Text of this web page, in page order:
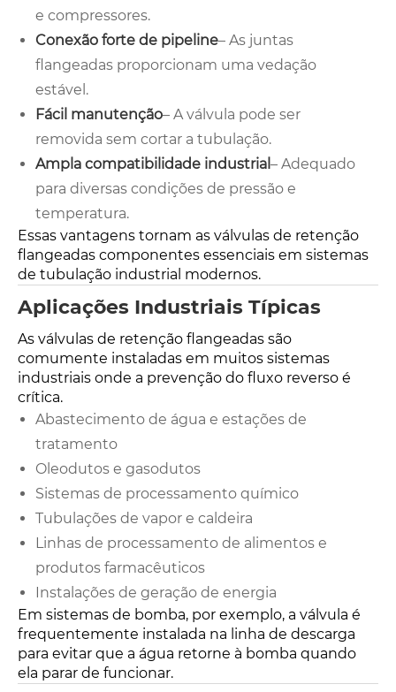
e compressores.
Conexão forte de pipeline– As juntas
flangeadas proporcionam uma vedação
estável.
Fácil manutenção– A válvula pode ser
removida sem cortar a tubulação.
Ampla compatibilidade industrial – Adequado
para diversas condições de pressão e
temperatura.
Essas vantagens tornam as válvulas de retenção
flangeadas componentes essenciais em sistemas
de tubulação industrial modernos.
Aplicações Industriais Típicas
As válvulas de retenção flangeadas são
comumente instaladas em muitos sistemas
industriais onde a prevenção do fluxo reverso é
crítica.
Abastecimento de água e estações de
tratamento
Oleodutos e gasodutos
Sistemas de processamento químico
Tubulações de vapor e caldeira
Linhas de processamento de alimentos e
produtos farmacêuticos
Instalações de geração de energia
Em sistemas de bomba, por exemplo, a válvula é
frequentemente instalada na linha de descarga
para evitar que a água retorne à bomba quando
ela parar de funcionar.